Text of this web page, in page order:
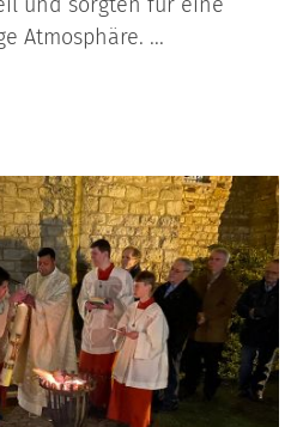
Atmosphäre. ...